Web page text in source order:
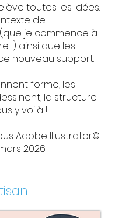
toutes les idées.
de
je commence à
!) ainsi que les
nouveau support.
forme, les
la structure
y voilà !
Adobe Illustrator©
2026